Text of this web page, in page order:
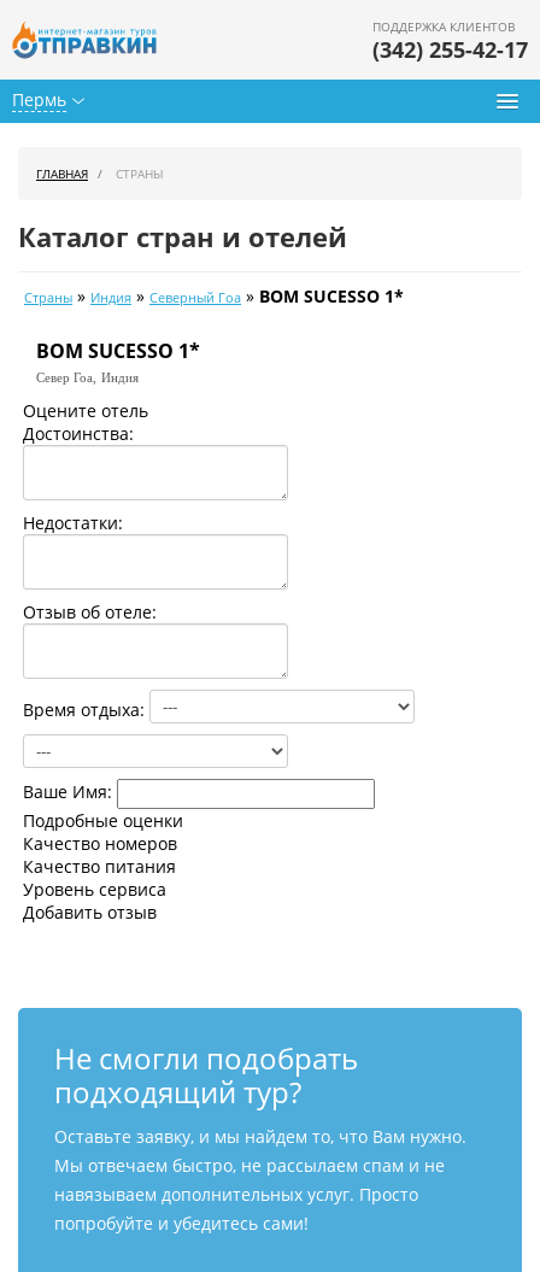
Пермь
ПОДДЕРЖКА КЛИЕНТОВ
(342) 255-42-17
Календарь туров
Цены дня
Страны
ГЛАВНАЯ СТРАНЫ
Каталог стран и отелей
Страны » Индия » Северный Гоа » BOM SUCESSO 1*
BOM SUCESSO 1*
Север Гоа, Индия
Оцените отель
Достоинства:
Недостатки:
Отзыв об отеле:
Время отдыха:
Ваше Имя:
Подробные оценки
Качество номеров
Качество питания
Уровень сервиса
Добавить отзыв
Не смогли подобрать
подходящий тур?
Оставьте заявку, и мы найдем то, что Вам нужно.
Мы отвечаем быстро, не рассылаем спам и не
навязываем дополнительных услуг. Просто
попробуйте и убедитесь сами!